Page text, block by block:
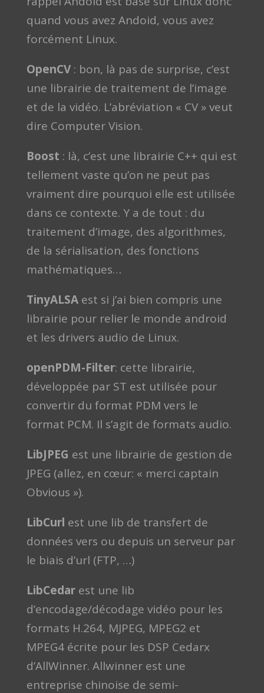
quand vous avez Andoid, vous avez
forcément Linux.
OpenCV : bon, là pas de surprise, c’est
une librairie de traitement de l’image
et de la vidéo. L’abréviation « CV » veut
dire Computer Vision.
Boost : là, c’est une librairie C++ qui est
tellement vaste qu’on ne peut pas
vraiment dire pourquoi elle est utilisée
dans ce contexte. Y a de tout : du
traitement d’image, des algorithmes,
de la sérialisation, des fonctions
mathématiques…
TinyALSA est si j’ai bien compris une
librairie pour relier le monde android
et les drivers audio de Linux.
openPDM-Filter: cette librairie,
développée par ST est utilisée pour
convertir du format PDM vers le
format PCM. Il s’agit de formats audio.
LibJPEG est une librairie de gestion de
JPEG (allez, en cœur: « merci captain
Obvious »).
LibCurl est une lib de transfert de
données vers ou depuis un serveur par
le biais d’url (FTP, …)
LibCedar est une lib
d’encodage/décodage vidéo pour les
formats H.264, MJPEG, MPEG2 et
MPEG4 écrite pour les DSP Cedarx
d’AllWinner. Allwinner est une
entreprise chinoise de semi-